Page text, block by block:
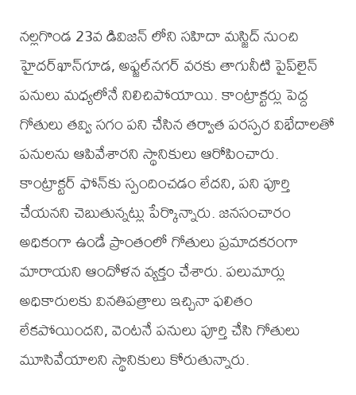
నల్లగొండ 23వ డివిజన్ లోని సహిదా మస్జిద్ నుంచి
హైదర్‌ఖాన్‌గూడ, అఫ్జల్‌నగర్ వరకు తాగునీటి పైప్‌లైన్
పనులు మధ్యలోనే నిలిచిపోయాయి. కాంట్రాక్టర్లు పెద్ద
గోతులు తవ్వి సగం పని చేసిన తర్వాత పరస్పర విభేదాలతో
పనులను ఆపివేశారని స్థానికులు ఆరోపించారు.
కాంట్రాక్టర్ ఫోన్‌కు స్పందించడం లేదని, పని పూర్తి
చేయనని చెబుతున్నట్లు పేర్కొన్నారు. జనసంచారం
అధికంగా ఉండే ప్రాంతంలో గోతులు ప్రమాదకరంగా
మారాయని ఆందోళన వ్యక్తం చేశారు. పలుమార్లు
అధికారులకు వినతిపత్రాలు ఇచ్చినా ఫలితం
లేకపోయిందని, వెంటనే పనులు పూర్తి చేసి గోతులు
మూసివేయాలని స్థానికులు కోరుతున్నారు.